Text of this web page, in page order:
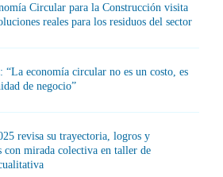
Circular para la Construcción visita
reales para los residuos del sector
“La economía circular no es un costo, es
de negocio”
revisa su trayectoria, logros y
con mirada colectiva en taller de